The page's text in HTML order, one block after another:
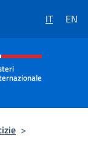
IT EN
menù
>